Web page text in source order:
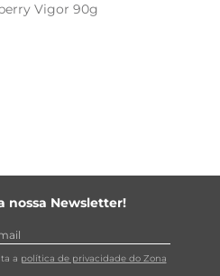
Vigor 90g
nossa Newsletter!
a política de privacidade do Zona